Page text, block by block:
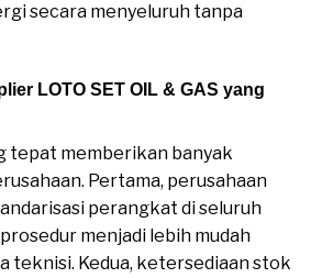
secara menyeluruh tanpa
LOTO SET OIL & GAS yang
tepat memberikan banyak
Pertama, perusahaan
perangkat di seluruh
menjadi lebih mudah
teknisi. Kedua, ketersediaan stok